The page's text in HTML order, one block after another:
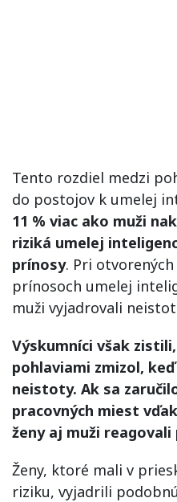
Tento rozdiel medzi
do postojov k umelej
11 % viac ako muži
riziká umelej
prínosy. Pri
prínosoch umelej
muži vyjadrovali
Výskumníci však
pohlaviami zmizol,
neistoty. Ak sa
pracovných miest
ženy aj muži
Ženy, ktoré mali v
riziku, vyjadrili